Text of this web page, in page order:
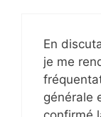
En
je me
générale